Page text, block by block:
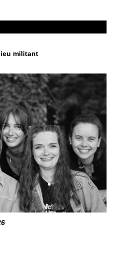
militant